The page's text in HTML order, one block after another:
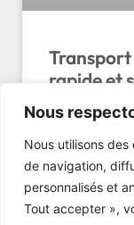
Nous
Nous utilisons
de navigation,
personnalisés et
Tout accepter »,
Transport
rapide et
Transport
Sàrl : livraison
gratuit en
LIRE